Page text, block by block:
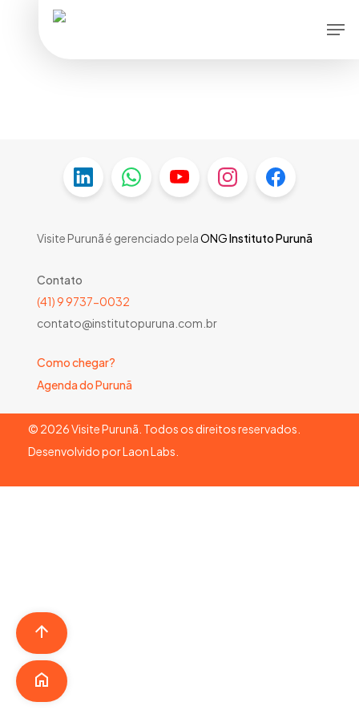
Visite Purunã é gerenciado pelaONGInstituto Purunã
Contato
(41) 9 9737-0032
contato@institutopuruna.com.br
Como chegar?
Agenda do Purunã
© 2026Visite Purunã. Todos os direitos reservados.
Desenvolvido porLaon Labs